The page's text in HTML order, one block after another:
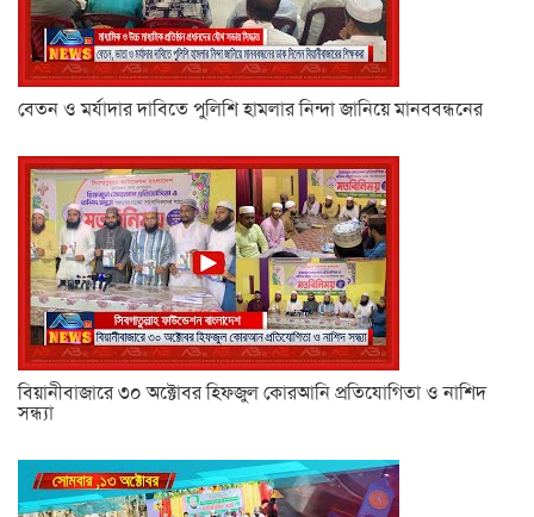
বেতন ও মর্যাদার দাবিতে পুলিশি হামলার নিন্দা জানিয়ে মানববন্ধনের
বিয়ানীবাজারে ৩০ অক্টোবর হিফজুল কোরআনি প্রতিযোগিতা ও নাশিদ
সন্ধ্যা